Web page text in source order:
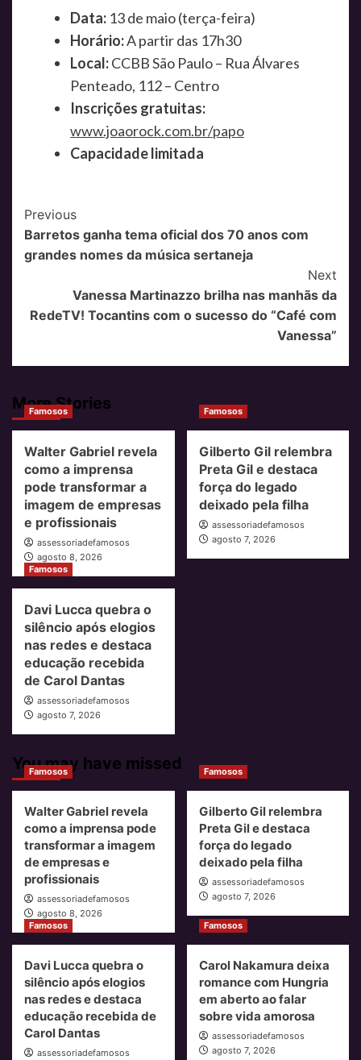
Data: 13 de maio (terça-feira)
Horário:A partir das 17h30
Local:CCBB São Paulo – Rua Álvares
Penteado, 112 – Centro
Inscrições gratuitas:
www.joaorock.com.br/papo
Capacidade limitada
Post
Navigation
Previous
Barretos ganha tema oficial dos 70 anos com
grandes nomes da música sertaneja
Next
Vanessa Martinazzo brilha nas manhãs da
RedeTV! Tocantins com o sucesso do “Café com
Vanessa”
More Stories
Famosos
Walter Gabriel revela
como a imprensa
pode transformar a
imagem de empresas
e profissionais
assessoriadefamosos
agosto 8, 2026
Famosos
Gilberto Gil relembra
Preta Gil e destaca
força do legado
deixado pela filha
assessoriadefamosos
agosto 7, 2026
Famosos
Davi Lucca quebra o
silêncio após elogios
nas redes e destaca
educação recebida
de Carol Dantas
assessoriadefamosos
agosto 7, 2026
You may have missed
Famosos
Walter Gabriel revela
como a imprensa pode
transformar a imagem
de empresas e
profissionais
assessoriadefamosos
agosto 8, 2026
Famosos
Gilberto Gil relembra
Preta Gil e destaca
força do legado
deixado pela filha
assessoriadefamosos
agosto 7, 2026
Famosos
Davi Lucca quebra o
silêncio após elogios
nas redes e destaca
educação recebida de
Carol Dantas
assessoriadefamosos
Famosos
Carol Nakamura deixa
romance com Hungria
em aberto ao falar
sobre vida amorosa
assessoriadefamosos
agosto 7, 2026